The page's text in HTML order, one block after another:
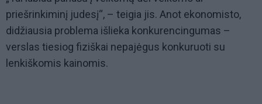
priešrinkiminį judesį“, – teigia jis. Anot ekonomisto,
didžiausia problema išlieka konkurencingumas –
verslas tiesiog fiziškai nepajėgus konkuruoti su
lenkiškomis kainomis.